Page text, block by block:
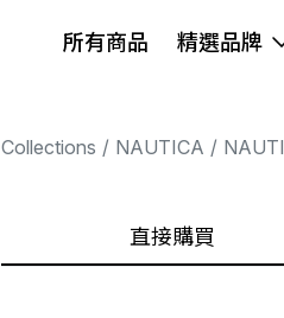
所有商品 精選品牌
Collections NAUTICA
直接購買